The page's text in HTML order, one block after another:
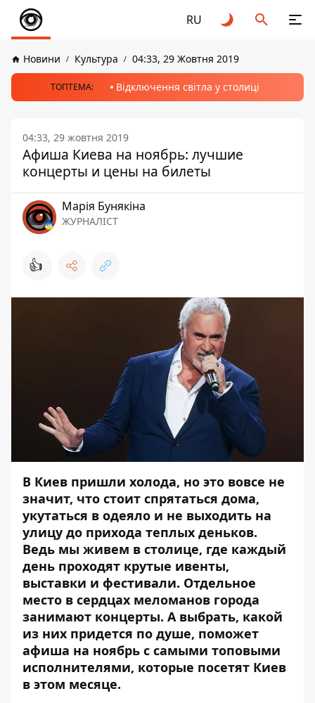
RU
Новини Культура 04:33, 29 Жовтня 2019
ТОПТЕМА: Відключення світла у столиці
04:33, 29 жовтня 2019
Афиша Киева на ноябрь: лучшие
концерты и цены на билеты
Марія Бунякіна
ЖУРНАЛІСТ
👍
В Киев пришли холода, но это вовсе не
значит, что стоит спрятаться дома,
укутаться в одеяло и не выходить на
улицу до прихода теплых деньков.
Ведь мы живем в столице, где каждый
день проходят крутые ивенты,
выставки и фестивали. Отдельное
место в сердцах меломанов города
занимают концерты. А выбрать, какой
из них придется по душе, поможет
афиша на ноябрь с самыми топовыми
исполнителями, которые посетят Киев
в этом месяце.